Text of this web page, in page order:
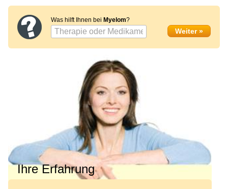
Was hilft Ihnen bei Myelom?
Ihre Erfahrung